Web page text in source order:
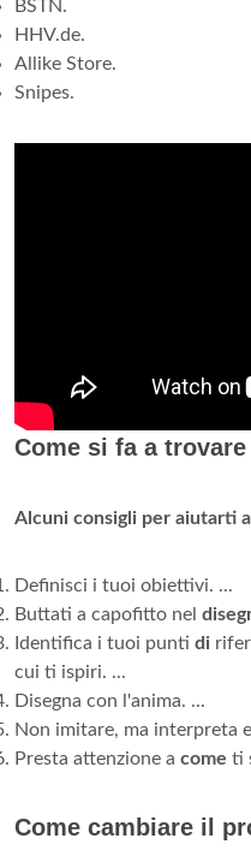
BSTN.
HHV.de.
Allike Store.
Snipes.
Come si fa a
Alcuni consigli per aiutarti a
Definisci i tuoi obiettivi. ...
Buttati a capofitto nel
Identifica i tuoi punti di
cui ti ispiri. ...
Disegna con l'anima. ...
Non imitare, ma interpreta
Presta attenzione a come ti
Come cambiare il